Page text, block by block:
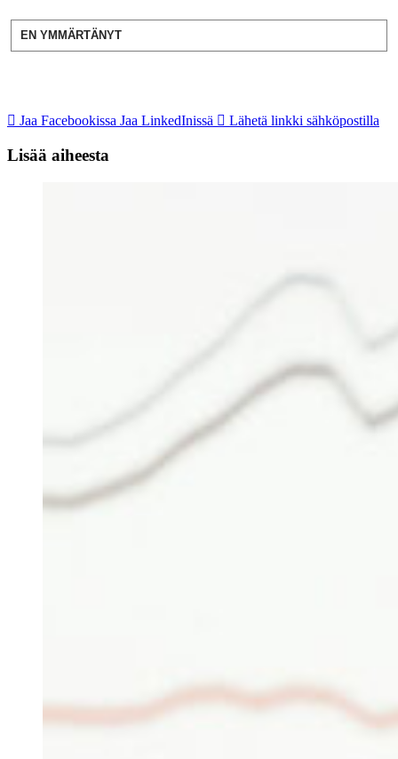
EN YMMÄRTÄNYT
Jaa Facebookissa Jaa LinkedInissä Lähetä linkki sähköpostilla
Lisää aiheesta